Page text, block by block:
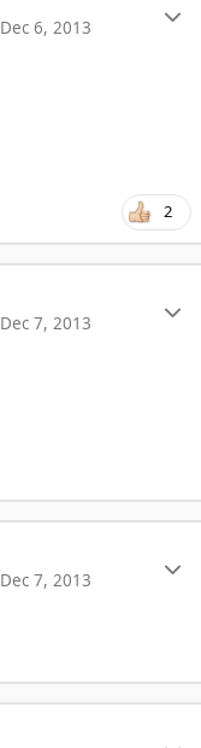
Dec 6, 2013
2
Dec 7, 2013
Dec 7, 2013